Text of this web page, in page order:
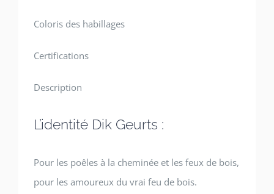
Coloris des habillages
Certifications
Description
L’identité Dik Geurts :
Pour les poêles à la cheminée et les feux de bois,
pour les amoureux du vrai feu de bois.